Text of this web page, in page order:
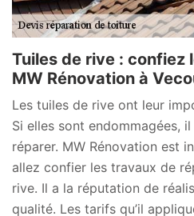
Tuiles de rive : confiez
MW Rénovation à
Les tuiles de rive ont leur
Si elles sont endommagées,
réparer. MW Rénovation est
allez confier les travaux de
rive. Il a la réputation de
qualité. Les tarifs qu’il